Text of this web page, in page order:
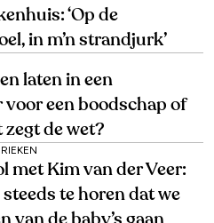
‘Op de
in m’n strandjurk’
laten in een
voor een boodschap of
zegt de wet?
met Kim van der Veer:
steeds te horen dat we
van de baby’s gaan